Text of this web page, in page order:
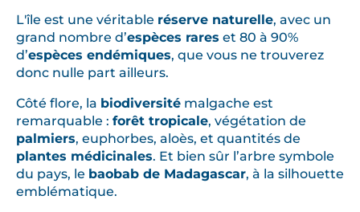
L'île est une véritable réserve naturelle, avec un
grand nombre d’espèces rares et 80 à 90%
d’espèces endémiques, que vous ne trouverez
donc nulle part ailleurs.
Côté flore, la biodiversité malgache est
remarquable : forêt tropicale, végétation de
palmiers, euphorbes, aloès, et quantités de
plantes médicinales. Et bien sûr l’arbre symbole
du pays, le baobab de Madagascar, à la silhouette
emblématique.